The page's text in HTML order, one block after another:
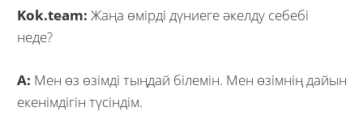
Kok.team: Жаңа өмірді дүниеге әкелду себебі
неде?
A: Мен өз өзімді тыңдай білемін. Мен өзімнің дайын
екенімдігін түсіндім.